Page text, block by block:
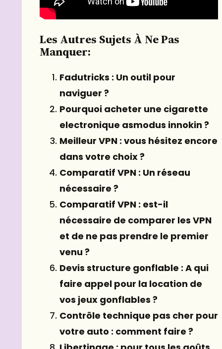
Les Autres Sujets À Ne Pas
Manquer:
Fadutricks : Un outil pour
naviguer ?
Pourquoi acheter une cigarette
electronique asmodus innokin ?
Meilleur VPN : vous hésitez encore
dans votre choix ?
Comparatif VPN : Un réseau
nécessaire ?
Comparatif VPN : est-il
nécessaire de comparer les VPN
et de ne pas prendre le premier
venu ?
Devis structure gonflable : A qui
faire appel pour la location de
vos jeux gonflables ?
Contrôle technique pas cher pour
votre auto : comment faire ?